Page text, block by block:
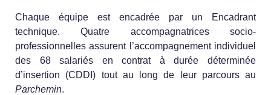
Chaque équipe est encadrée par un Encadrant
technique. Quatre accompagnatrices socio-
professionnelles assurent l’accompagnement individuel
des 68 salariés en contrat à durée déterminée
d’insertion (CDDI) tout au long de leur parcours au
Parchemin.